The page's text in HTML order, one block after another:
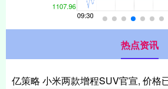
热点资讯
亿策略 小米两款增程SUV官宣, 价格